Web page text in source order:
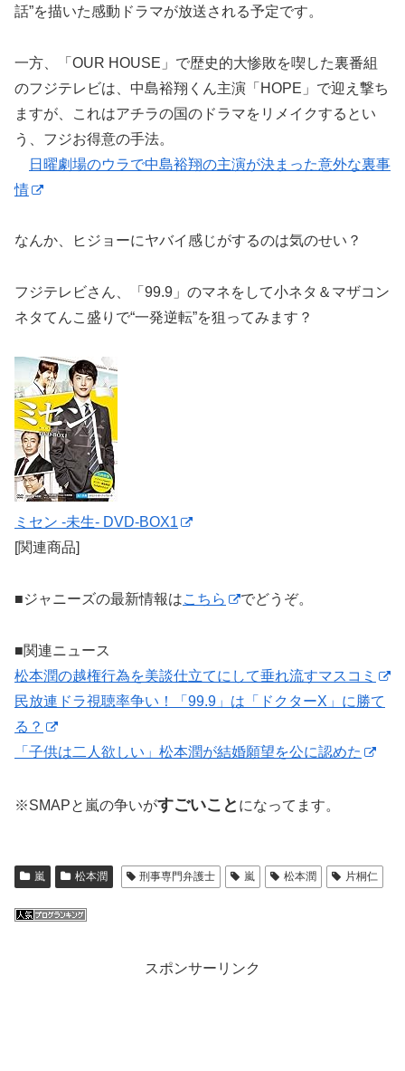
話”を描いた感動ドラマが放送される予定です。
一方、「OUR HOUSE」で歴史的大惨敗を喫した裏番組
のフジテレビは、中島裕翔くん主演「HOPE」で迎え撃ち
ますが、これはアチラの国のドラマをリメイクするとい
う、フジお得意の手法。
日曜劇場のウラで中島裕翔の主演が決まった意外な裏事
情
なんか、ヒジョーにヤバイ感じがするのは気のせい？
フジテレビさん、「99.9」のマネをして小ネタ＆マザコン
ネタてんこ盛りで“一発逆転”を狙ってみます？
ミセン -未生- DVD-BOX1
[関連商品]
■ジャニーズの最新情報はこちら でどうぞ。
■関連ニュース
松本潤の越権行為を美談仕立てにして垂れ流すマスコミ
民放連ドラ視聴率争い！「99.9」は「ドクターX」に勝て
る？
「子供は二人欲しい」松本潤が結婚願望を公に認めた
※SMAPと嵐の争いがすごいこと になってます。
嵐 松本潤 刑事専門弁護士 嵐 松本潤 片桐仁
スポンサーリンク